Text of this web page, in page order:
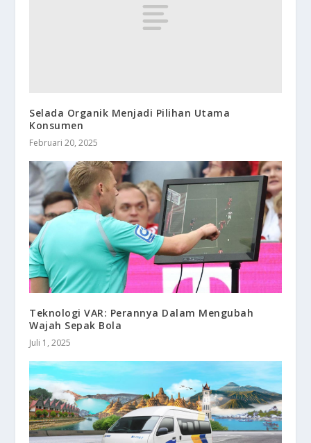
Selada Organik Menjadi Pilihan Utama
Konsumen
Februari 20, 2025
Teknologi VAR: Perannya Dalam Mengubah
Wajah Sepak Bola
Juli 1, 2025